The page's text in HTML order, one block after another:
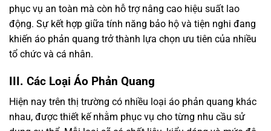
phục vụ an toàn mà còn hỗ trợ nâng cao hiệu suất lao
động. Sự kết hợp giữa tính năng bảo hộ và tiện nghi đang
khiến áo phản quang trở thành lựa chọn ưu tiên của nhiều
tổ chức và cá nhân.
III. Các Loại Áo Phản Quang
Hiện nay trên thị trường có nhiều loại áo phản quang khác
nhau, được thiết kế nhằm phục vụ cho từng nhu cầu sử